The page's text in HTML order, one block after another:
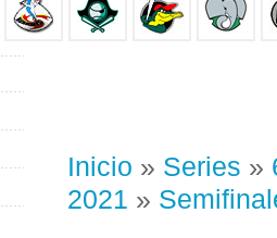
Inicio » Series »
2021 »